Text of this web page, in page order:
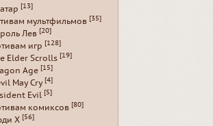
[13]
мультфильмов [35]
Лев [20]
игр [128]
Elder Scrolls [19]
Age [15]
May Cry [4]
Evil [5]
комиксов [80]
Х [56]